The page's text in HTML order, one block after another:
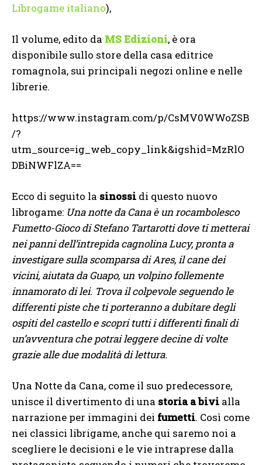
Librogame italiano),
Il volume, edito da MS Edizioni, è ora
disponibile sullo store della casa editrice
romagnola, sui principali negozi online e nelle
librerie.
https://www.instagram.com/p/CsMV0WWoZSB
/?
utm_source=ig_web_copy_link&igshid=MzRlO
DBiNWFlZA==
Ecco di seguito la sinossi di questo nuovo
librogame: Una notte da Cana è un rocambolesco
Fumetto-Gioco di Stefano Tartarotti dove ti metterai
nei panni dell’intrepida cagnolina Lucy, pronta a
investigare sulla scomparsa di Ares, il cane dei
vicini, aiutata da Guapo, un volpino follemente
innamorato di lei. Trova il colpevole seguendo le
differenti piste che ti porteranno a dubitare degli
ospiti del castello e scopri tutti i differenti finali di
un’avventura che potrai leggere decine di volte
grazie alle due modalità di lettura.
Una Notte da Cana, come il suo predecessore,
unisce il divertimento di una storia a bivi alla
narrazione per immagini dei fumetti. Così come
nei classici librigame, anche qui saremo noi a
scegliere le decisioni e le vie intraprese dalla